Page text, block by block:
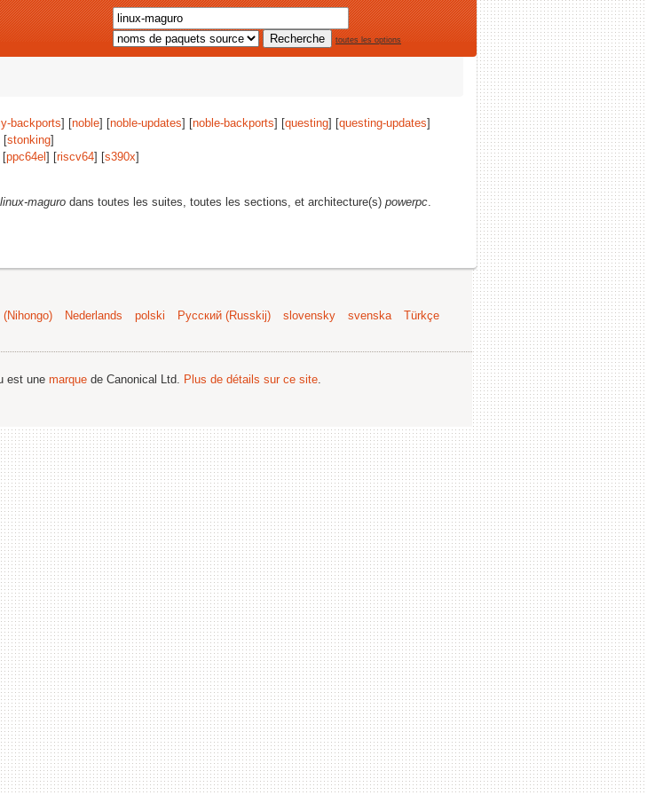
toutes les options
backports] [noble] [noble-updates] [noble-backports] [questing] [questing-updates]
[stonking]
[ppc64el ] [riscv64] [s390x]
linux-maguro dans toutes les suites, toutes les sections, et architecture(s) powerpc.
(Nihongo) Nederlands polski Русский (Russkij) slovensky svenska
Türkçe
est une marque de Canonical Ltd. Plus de détails sur ce site.